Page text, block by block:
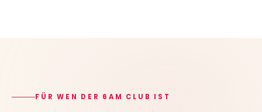
FÜR WEN DER 6AM CLUB IST